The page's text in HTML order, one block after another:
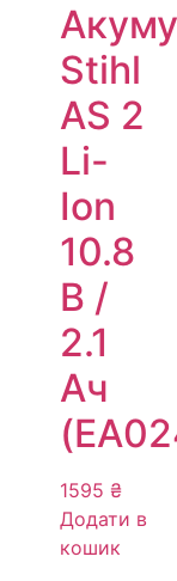
Stihl
AS 2
Li-
Ion
10.8
В /
2.1
Ач
1595 ₴
Додати в
кошик